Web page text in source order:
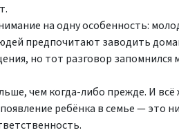
на одну особенность:
предпочитают заводить
но тот разговор запомнился
чем когда-либо прежде. И всё
ребёнка в семье — это